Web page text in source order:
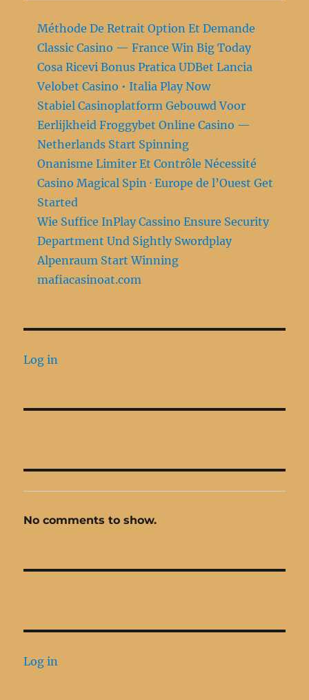
Méthode De Retrait Option Et Demande
Classic Casino — France Win Big Today
Cosa Ricevi Bonus Pratica UDBet Lancia
Velobet Casino • Italia Play Now
Stabiel Casinoplatform Gebouwd Voor
Eerlijkheid Froggybet Online Casino —
Netherlands Start Spinning
Onanisme Limiter Et Contrôle Nécessité
Casino Magical Spin · Europe de l’Ouest Get
Started
Wie Suffice InPlay Cassino Ensure Security
Department Und Sightly Swordplay
Alpenraum Start Winning
mafiacasinoat.com
Log in
No comments to show.
Log in